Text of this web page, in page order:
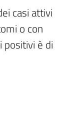
casi attivi
o con
positivi è di